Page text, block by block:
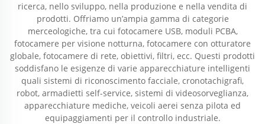
ricerca, nello sviluppo, nella produzione e nella vendita di
prodotti. Offriamo un’ampia gamma di categorie
merceologiche, tra cui fotocamere USB, moduli PCBA,
fotocamere per visione notturna, fotocamere con otturatore
globale, fotocamere di rete, obiettivi, filtri, ecc. Questi prodotti
soddisfano le esigenze di varie apparecchiature intelligenti
quali sistemi di riconoscimento facciale, cronotachigrafi,
robot, armadietti self-service, sistemi di videosorveglianza,
apparecchiature mediche, veicoli aerei senza pilota ed
equipaggiamenti per il controllo industriale.